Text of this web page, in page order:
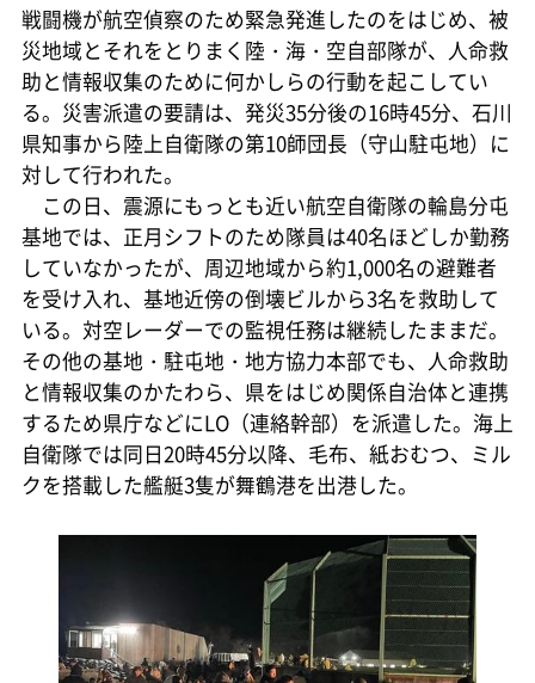
戦闘機が航空偵察のため緊急発進したのをはじめ、被
災地域とそれをとりまく陸・海・空自部隊が、人命救
助と情報収集のために何かしらの行動を起こしてい
る。災害派遣の要請は、発災35分後の16時45分、石川
県知事から陸上自衛隊の第10師団長（守山駐屯地）に
対して行われた。
この日、震源にもっとも近い航空自衛隊の輪島分屯
基地では、正月シフトのため隊員は40名ほどしか勤務
していなかったが、周辺地域から約1,000名の避難者
を受け入れ、基地近傍の倒壊ビルから3名を救助して
いる。対空レーダーでの監視任務は継続したままだ。
その他の基地・駐屯地・地方協力本部でも、人命救助
と情報収集のかたわら、県をはじめ関係自治体と連携
するため県庁などにLO（連絡幹部）を派遣した。海上
自衛隊では同日20時45分以降、毛布、紙おむつ、ミル
クを搭載した艦艇3隻が舞鶴港を出港した。